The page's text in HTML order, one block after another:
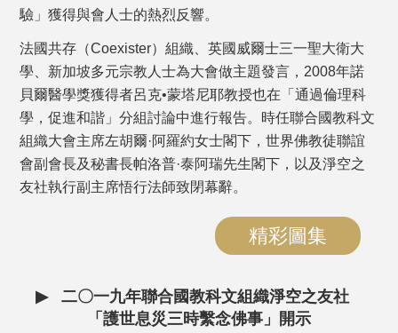
驗」獲得與會人士的熱烈反響。
法國共存（Coexister）組織、英國威爾士三一聖大衛大
學、新加坡多元宗教人士為大會做主題發言，2008年諾
貝爾醫學獎獲得者呂克•蒙塔尼耶教授也在「通過倫理科
學，促進和諧」分組討論中進行報告。時任聯合國教科文
組織大會主席左胡爾·阿羅約女士閣下，世界佛教徒聯誼
會副會長及秘書長帕洛普·泰阿瑞先生閣下，以及淨空之
友社執行副主席悟行法師致閉幕辭。
精彩圖集
▶
二〇一九年聯合國教科文組織淨空之友社
「護世息災三時繫念佛事」開示